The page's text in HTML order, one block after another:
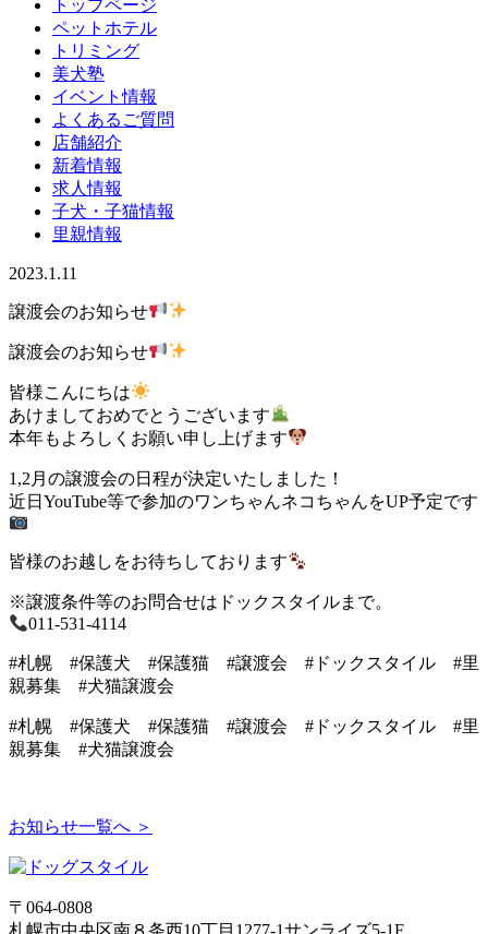
トップページ
ペットホテル
トリミング
美犬塾
イベント情報
よくあるご質問
店舗紹介
新着情報
求人情報
子犬・子猫情報
里親情報
2023.1.11
譲渡会のお知らせ
譲渡会のお知らせ
皆様こんにちは
あけましておめでとうございます
本年もよろしくお願い申し上げます
1,2月の譲渡会の日程が決定いたしました！
近日YouTube等で参加のワンちゃんネコちゃんをUP予定です
皆様のお越しをお待ちしております
※譲渡条件等のお問合せはドックスタイルまで。
011-531-4114
#札幌 #保護犬 #保護猫 #譲渡会 #ドックスタイル #里
親募集 #犬猫譲渡会
#札幌 #保護犬 #保護猫 #譲渡会 #ドックスタイル #里
親募集 #犬猫譲渡会
お知らせ一覧へ ＞
〒064-0808
札幌市中央区南８条西10丁目1277-1サンライズ5-1F